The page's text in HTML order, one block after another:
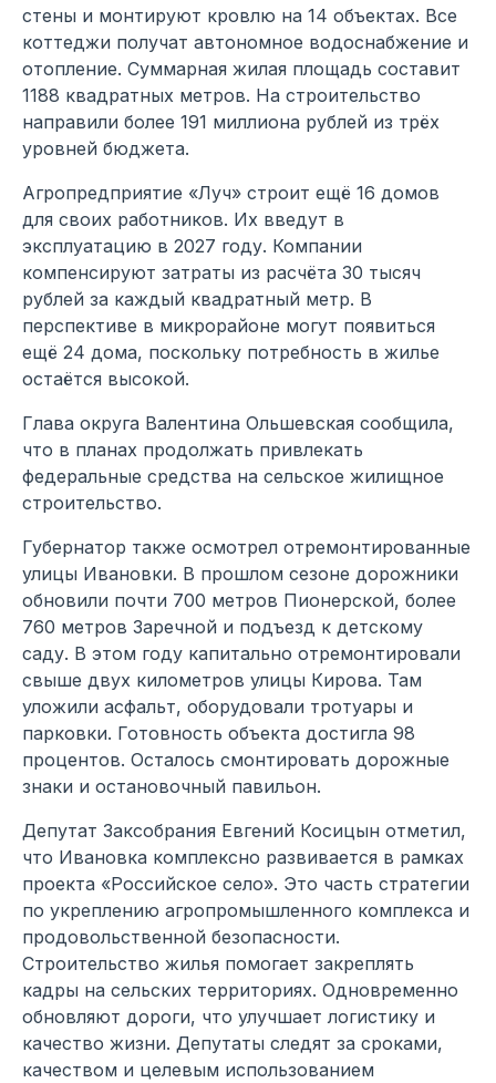
стены и монтируют кровлю на 14 объектах. Все
коттеджи получат автономное водоснабжение и
отопление. Суммарная жилая площадь составит
1188 квадратных метров. На строительство
направили более 191 миллиона рублей из трёх
уровней бюджета.
Агропредприятие «Луч» строит ещё 16 домов
для своих работников. Их введут в
эксплуатацию в 2027 году. Компании
компенсируют затраты из расчёта 30 тысяч
рублей за каждый квадратный метр. В
перспективе в микрорайоне могут появиться
ещё 24 дома, поскольку потребность в жилье
остаётся высокой.
Глава округа Валентина Ольшевская сообщила,
что в планах продолжать привлекать
федеральные средства на сельское жилищное
строительство.
Губернатор также осмотрел отремонтированные
улицы Ивановки. В прошлом сезоне дорожники
обновили почти 700 метров Пионерской, более
760 метров Заречной и подъезд к детскому
саду. В этом году капитально отремонтировали
свыше двух километров улицы Кирова. Там
уложили асфальт, оборудовали тротуары и
парковки. Готовность объекта достигла 98
процентов. Осталось смонтировать дорожные
знаки и остановочный павильон.
Депутат Заксобрания Евгений Косицын отметил,
что Ивановка комплексно развивается в рамках
проекта «Российское село». Это часть стратегии
по укреплению агропромышленного комплекса и
продовольственной безопасности.
Строительство жилья помогает закреплять
кадры на сельских территориях. Одновременно
обновляют дороги, что улучшает логистику и
качество жизни. Депутаты следят за сроками,
качеством и целевым использованием